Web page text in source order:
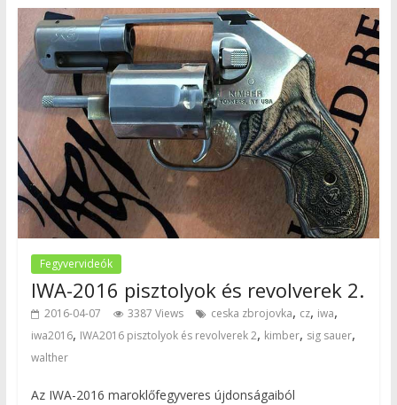
Fegyvervideók
IWA-2016 pisztolyok és revolverek 2.
2016-04-07 3387 Views ceska zbrojovka, cz, iwa,
iwa2016, IWA2016 pisztolyok és revolverek 2, kimber, sig sauer,
walther
Az IWA-2016 maroklőfegyveres újdonságaiból